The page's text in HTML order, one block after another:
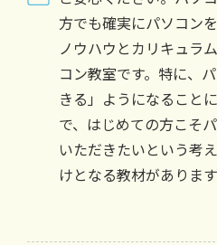
方でも確実にパソコン
ノウハウとカリキュラ
コン教室です。特に、
きる」ようになること
で、はじめての方こそ
いただきたいという考
けとなる教材があります